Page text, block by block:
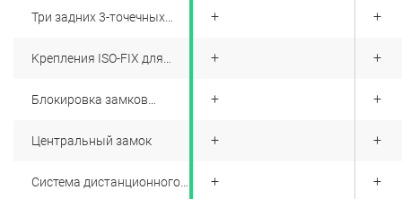
ограничителями усилия и
Три задних 3-точечных
Kрепления ISO-FIX для
Блокировка замков
("детский замок")
Центральный замок
Cистема дистанционного
+
+
+
+
+
+
+
+
+
+
+
+
+
+
+